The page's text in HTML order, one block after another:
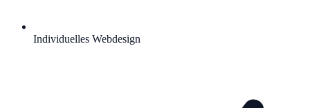
Individuelles Webdesign